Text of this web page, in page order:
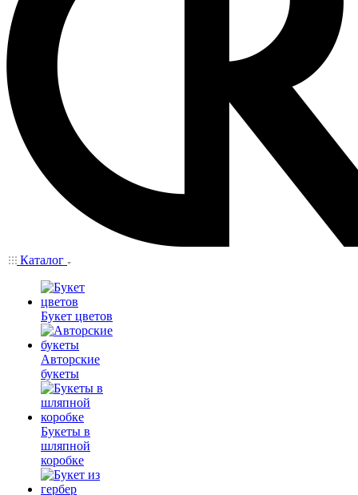
Каталог
Букет цветов
Авторские
букеты
Букеты в
шляпной
коробке